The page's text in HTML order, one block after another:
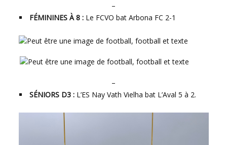
–
FÉMININES À 8 : Le FCVO bat Arbona FC 2-1
–
SÉNIORS D3 : L’ES Nay Vath Vielha bat L’Aval 5 à 2.